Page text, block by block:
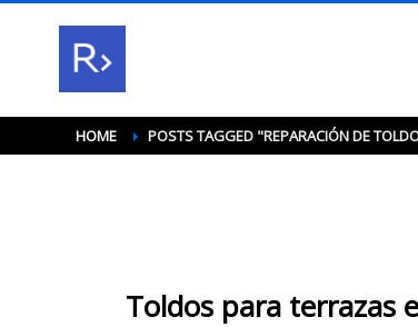
HOME POSTS TAGGED "REPARACIÓN DE
Toldos para terrazas